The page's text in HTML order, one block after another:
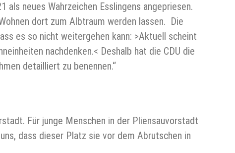
neues Wahrzeichen Esslingens angepriesen.
dort zum Albtraum werden lassen. Die
es so nicht weitergehen kann: >Aktuell scheint
nachdenken.< Deshalb hat die CDU die
detailliert zu benennen.“
Für junge Menschen in der Pliensauvorstadt
dass dieser Platz sie vor dem Abrutschen in